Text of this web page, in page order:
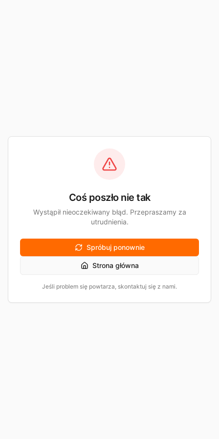
Coś poszło nie tak
Wystąpił nieoczekiwany błąd. Przepraszamy za
utrudnienia.
Spróbuj ponownie
Strona główna
Jeśli problem się powtarza, skontaktuj się z nami.